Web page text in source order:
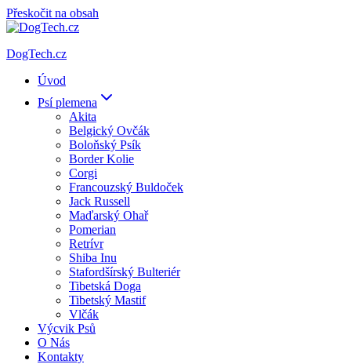
Přeskočit na obsah
DogTech.cz
Úvod
Psí plemena
Akita
Belgický Ovčák
Boloňský Psík
Border Kolie
Corgi
Francouzský Buldoček
Jack Russell
Maďarský Ohař
Pomerian
Retrívr
Shiba Inu
Stafordšírský Bulteriér
Tibetská Doga
Tibetský Mastif
Vlčák
Výcvik Psů
O Nás
Kontakty